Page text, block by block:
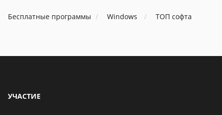
Бесплатные программы Windows ТОП софта
УЧАСТИЕ